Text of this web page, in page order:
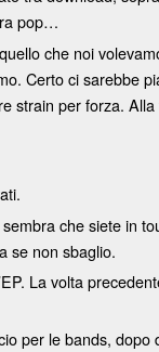
pop…
che noi
Certo ci sarebbe
strain per forza.
che siete in
se non sbaglio.
La volta
per le bands, dopo